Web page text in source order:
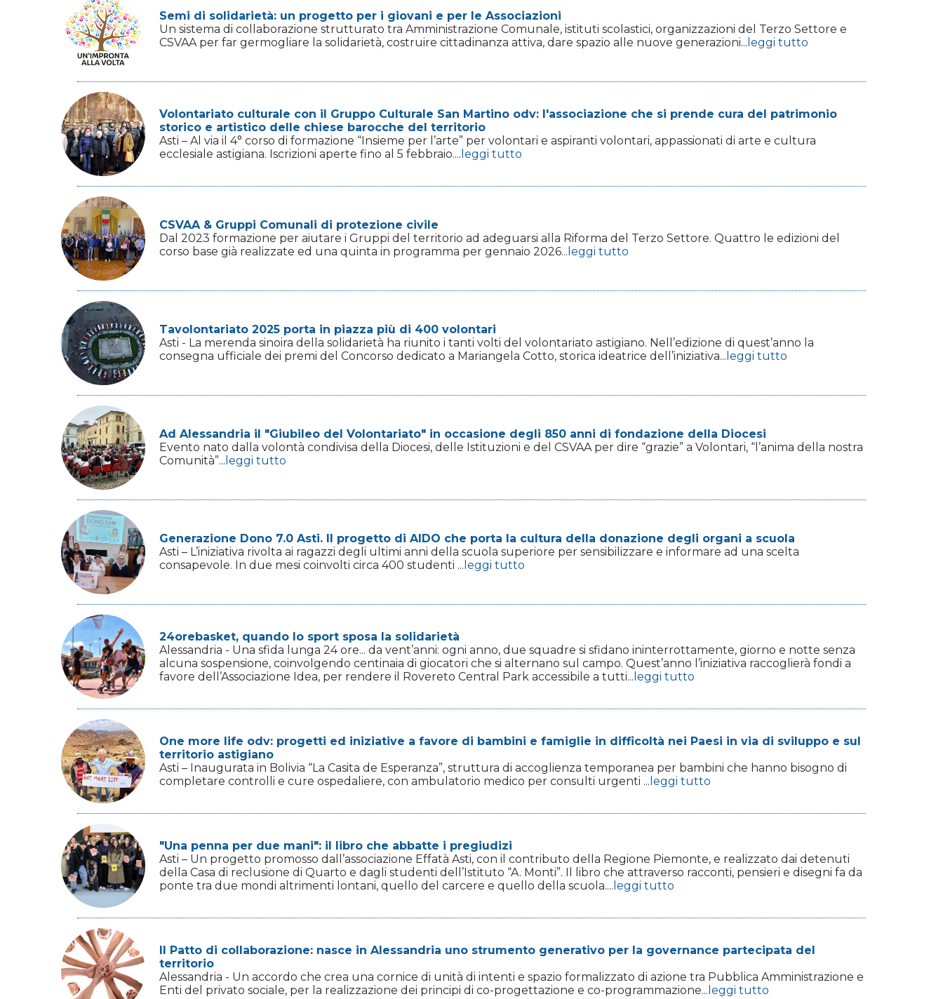
Semi di solidarietà: un progetto per i giovani e per le Associazioni
Un sistema di collaborazione strutturato tra Amministrazione Comunale, istituti scolastici, organizzazioni del Terzo Settore e
CSVAA per far germogliare la solidarietà, costruire cittadinanza attiva, dare spazio alle nuove generazioni... leggi tutto
Volontariato culturale con il Gruppo Culturale San Martino odv: l'associazione che si prende cura del patrimonio
storico e artistico delle chiese barocche del territorio
Asti – Al via il 4° corso di formazione “Insieme per l’arte” per volontari e aspiranti volontari, appassionati di arte e cultura
ecclesiale astigiana. Iscrizioni aperte fino al 5 febbraio.... leggi tutto
CSVAA & Gruppi Comunali di protezione civile
Dal 2023 formazione per aiutare i Gruppi del territorio ad adeguarsi alla Riforma del Terzo Settore. Quattro le edizioni del
corso base già realizzate ed una quinta in programma per gennaio 2026... leggi tutto
Tavolontariato 2025 porta in piazza più di 400 volontari
Asti - La merenda sinoira della solidarietà ha riunito i tanti volti del volontariato astigiano. Nell’edizione di quest’anno la
consegna ufficiale dei premi del Concorso dedicato a Mariangela Cotto, storica ideatrice dell’iniziativa... leggi tutto
Ad Alessandria il "Giubileo del Volontariato" in occasione degli 850 anni di fondazione della Diocesi
Evento nato dalla volontà condivisa della Diocesi, delle Istituzioni e del CSVAA per dire “grazie” a Volontari, “l’anima della nostra
Comunità”... leggi tutto
Generazione Dono 7.0 Asti. Il progetto di AIDO che porta la cultura della donazione degli organi a scuola
Asti – L’iniziativa rivolta ai ragazzi degli ultimi anni della scuola superiore per sensibilizzare e informare ad una scelta
consapevole. In due mesi coinvolti circa 400 studenti ... leggi tutto
24orebasket, quando lo sport sposa la solidarietà
Alessandria - Una sfida lunga 24 ore... da vent’anni: ogni anno, due squadre si sfidano ininterrottamente, giorno e notte senza
alcuna sospensione, coinvolgendo centinaia di giocatori che si alternano sul campo. Quest’anno l’iniziativa raccoglierà fondi a
favore dell’Associazione Idea, per rendere il Rovereto Central Park accessibile a tutti... leggi tutto
One more life odv: progetti ed iniziative a favore di bambini e famiglie in difficoltà nei Paesi in via di sviluppo e sul
territorio astigiano
Asti – Inaugurata in Bolivia “La Casita de Esperanza”, struttura di accoglienza temporanea per bambini che hanno bisogno di
completare controlli e cure ospedaliere, con ambulatorio medico per consulti urgenti ... leggi tutto
"Una penna per due mani": il libro che abbatte i pregiudizi
Asti – Un progetto promosso dall’associazione Effatà Asti, con il contributo della Regione Piemonte, e realizzato dai detenuti
della Casa di reclusione di Quarto e dagli studenti dell’Istituto “A. Monti”. Il libro che attraverso racconti, pensieri e disegni fa da
ponte tra due mondi altrimenti lontani, quello del carcere e quello della scuola.... leggi tutto
Il Patto di collaborazione: nasce in Alessandria uno strumento generativo per la governance partecipata del
territorio
Alessandria - Un accordo che crea una cornice di unità di intenti e spazio formalizzato di azione tra Pubblica Amministrazione e
Enti del privato sociale, per la realizzazione dei principi di co-progettazione e co-programmazione... leggi tutto